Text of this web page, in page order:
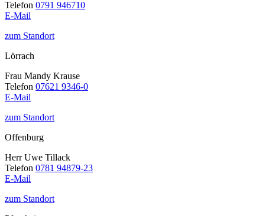
Telefon 0791 946710
E-Mail
zum Standort
Lörrach
Frau Mandy Krause
Telefon 07621 9346-0
E-Mail
zum Standort
Offenburg
Herr Uwe Tillack
Telefon 0781 94879-23
E-Mail
zum Standort